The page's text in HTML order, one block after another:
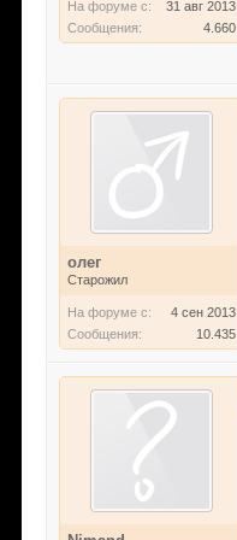
На форуме с:
31 авг 2013
Сообщения:
4.660
олег
Старожил
На форуме с:
4 сен 2013
Сообщения:
10.435